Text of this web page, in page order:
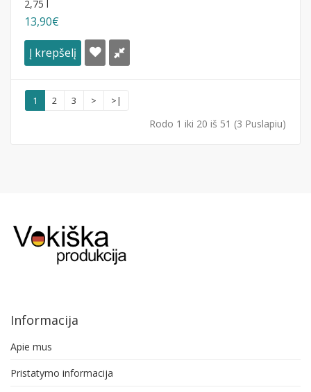
2,75 l
13,90€
Į krepšelį
1 2 3 > >|
Rodo 1 iki 20 iš 51 (3 Puslapiu)
Informacija
Apie mus
Pristatymo informacija